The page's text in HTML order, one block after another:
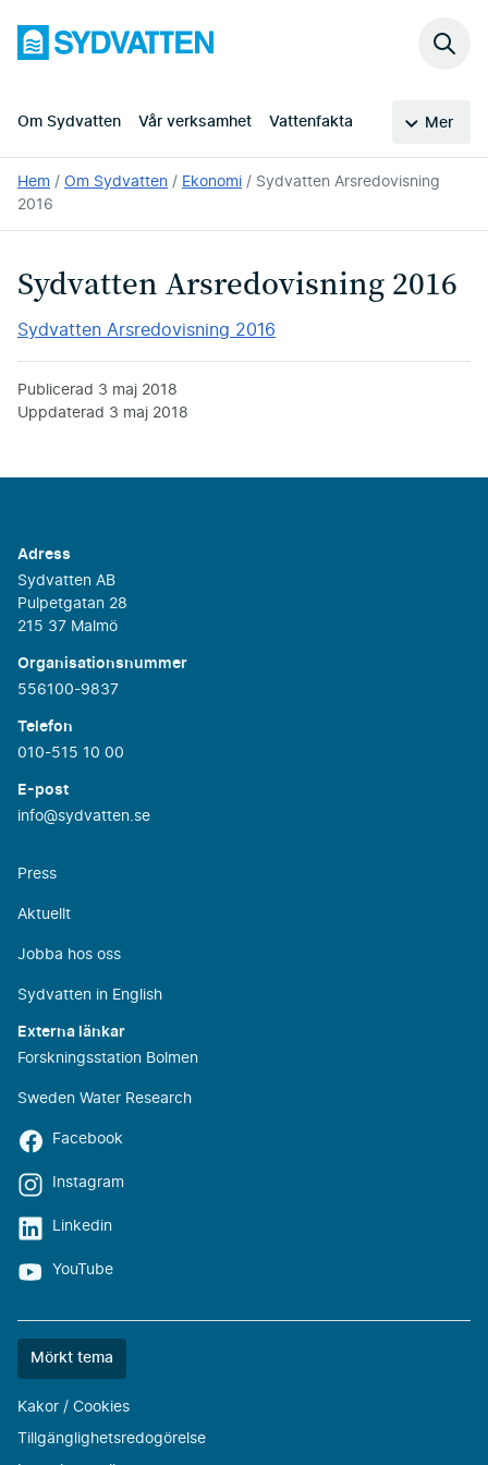
huvudinnehållet
Sydvatten
Om Sydvatten Vår verksamhet Vattenfakta Mer
Sök
Du
är
här:
Hem Om Sydvatten Ekonomi
Sydvatten Arsredovisning
2016
Sydvatten Arsredovisning 2016
Sydvatten Arsredovisning 2016
Publicerad 3 maj 2018
Uppdaterad 3 maj 2018
Adress
Sydvatten AB
Pulpetgatan 28
215 37 Malmö
Organisationsnummer
556100-9837
Telefon
010-515 10 00
E-post
info@sydvatten.se
Press
Aktuellt
Jobba hos oss
Sydvatten in English
Externa länkar
Forskningsstation Bolmen
Sweden Water Research
Facebook
Instagram
Linkedin
YouTube
Färgtemat
Mörkt tema
Kakor / Cookies
Tillgänglighetsredogörelse